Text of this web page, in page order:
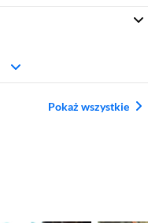
Pokaż wszystkie